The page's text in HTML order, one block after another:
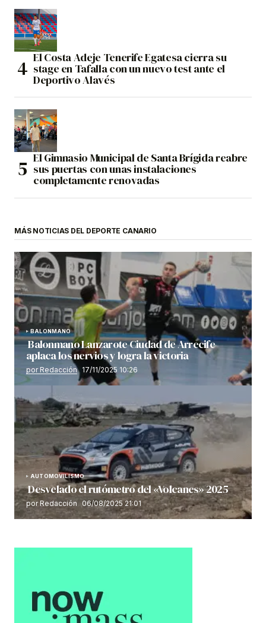
El Costa Adeje Tenerife Egatesa cierra su
stage en Tafalla con un nuevo test ante el
Deportivo Alavés
El Gimnasio Municipal de Santa Brígida reabre
sus puertas con unas instalaciones
completamente renovadas
MÁS NOTICIAS DEL DEPORTE CANARIO
BALONMANO
Balonmano Lanzarote Ciudad de Arrecife
aplaca los nervios y logra la victoria
por Redacción 17/11/2025 10:26
AUTOMOVILISMO
Desvelado el rutómetro del «Volcanes» 2025
por Redacción 06/08/2025 21:01